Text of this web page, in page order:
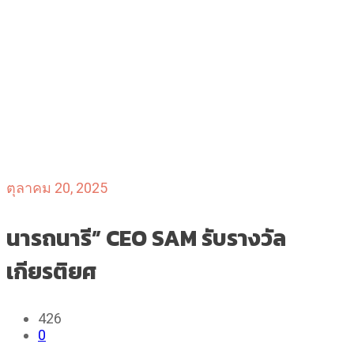
ตุลาคม 20, 2025
นารถนารี” CEO SAM รับรางวัล
เกียรติยศ
426
0